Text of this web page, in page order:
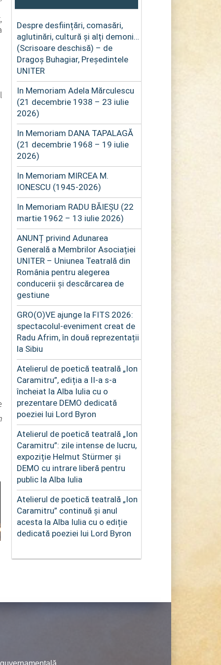
Despre desființări, comasări,
aglutinări, cultură și alți demoni…
(Scrisoare deschisă) – de
Dragoș Buhagiar, Președintele
UNITER
In Memoriam Adela Mărculescu
(21 decembrie 1938 – 23 iulie
2026)
In Memoriam DANA TAPALAGĂ
(21 decembrie 1968 – 19 iulie
2026)
In Memoriam MIRCEA M.
IONESCU (1945-2026)
In Memoriam RADU BĂIEȘU (22
martie 1962 – 13 iulie 2026)
ANUNȚ privind Adunarea
Generală a Membrilor Asociației
UNITER – Uniunea Teatrală din
România pentru alegerea
conducerii și descărcarea de
gestiune
GRO(O)VE ajunge la FITS 2026:
spectacolul-eveniment creat de
Radu Afrim, în două reprezentații
la Sibiu
Atelierul de poetică teatrală „Ion
Caramitru”, ediția a II-a s-a
încheiat la Alba Iulia cu o
prezentare DEMO dedicată
poeziei lui Lord Byron
Atelierul de poetică teatrală „Ion
Caramitru”: zile intense de lucru,
expoziție Helmut Stürmer și
DEMO cu intrare liberă pentru
public la Alba Iulia
Atelierul de poetică teatrală „Ion
Caramitru” continuă și anul
acesta la Alba Iulia cu o ediție
dedicată poeziei lui Lord Byron